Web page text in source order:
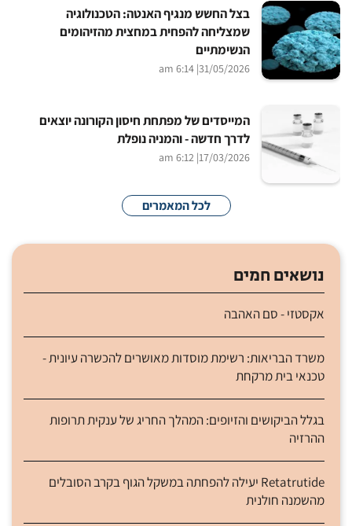
בצל החשש מנגיף האנטה: הטכנולוגיה
שמצליחה להפחית במחצית מהזיהומים
הנשימתיים
31/05/2026
| 6:14 am
המייסדים של מפתחת חיסון הקורונה יוצאים
לדרך חדשה - והמניה נופלת
17/03/2026
| 6:12 am
לכל המאמרים
נושאים חמים
אקסטזי - סם האהבה
משרד הבריאות: רשימת מוסדות מאושרים להכשרה עיונית -
טכנאי בית מרקחת
בגלל הביקושים והזיופים: המהלך החריג של ענקית תרופות
ההרזיה
Retatrutide יעילה להפחתה במשקל הגוף בקרב הסובלים
מהשמנה חולנית